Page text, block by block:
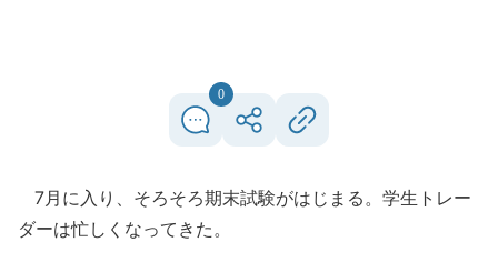
0
7月に入り、そろそろ期末試験がはじまる。学生トレー
ダーは忙しくなってきた。